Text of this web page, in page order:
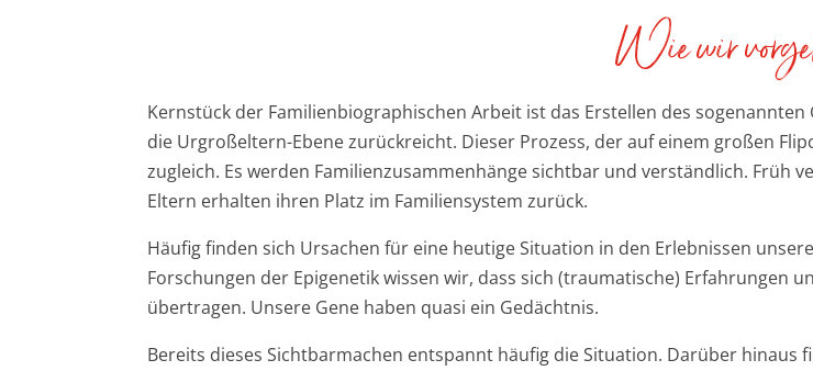
Wie wir
Kernstück der Familienbiographischen Arbeit ist das Erstellen des
die Urgroßeltern-Ebene zurückreicht. Dieser Prozess, der auf einem großen
zugleich. Es werden Familienzusammenhänge sichtbar und verständlich.
Eltern erhalten ihren Platz im Familiensystem zurück.
Häufig finden sich Ursachen für eine heutige Situation in den Erlebnissen
Forschungen der Epigenetik wissen wir, dass sich (traumatische) Erfahrungen
übertragen. Unsere Gene haben quasi ein Gedächtnis.
Bereits dieses Sichtbarmachen entspannt häufig die Situation. Darüber hinaus